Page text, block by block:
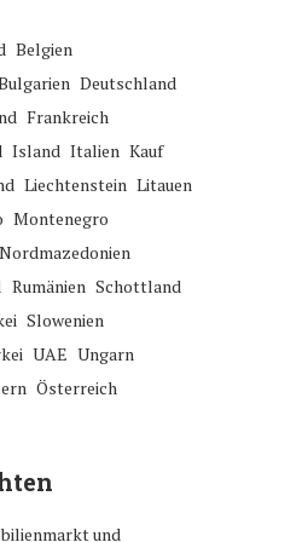
Belgien
Deutschland
Frankreich
Island Italien Kauf
Liechtenstein Litauen
Montenegro
Nordmazedonien
Rumänien Schottland
Slowenien
UAE Ungarn
Österreich
und